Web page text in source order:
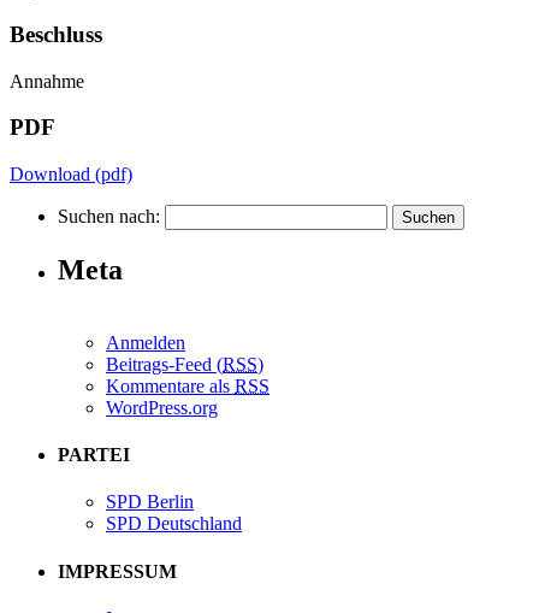
Beschluss
Annahme
PDF
Download (pdf)
Suchen nach:
Meta
Anmelden
Beitrags-Feed (RSS)
Kommentare als RSS
WordPress.org
PARTEI
SPD Berlin
SPD Deutschland
IMPRESSUM